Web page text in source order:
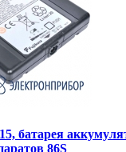
батарея
86S